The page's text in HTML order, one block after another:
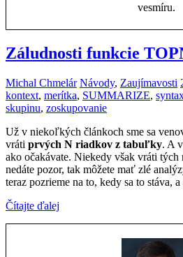
vesmíru.
Záludnosti funkcie
Michal Chmelár Návody, Zaujímavosti
kontext, merítka, SUMMARIZE,
skupinu, zoskupovanie
Už v niekoľkých článkoch sme sa
vráti prvých N riadkov z tabuľky. A
ako očakávate. Niekedy však vráti tých
nedáte pozor, tak môžete mať zlé
teraz pozrieme na to, kedy sa to stáva,
Čítajte ďalej